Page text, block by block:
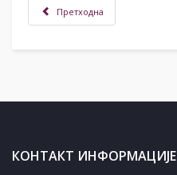
Претходна
КОНТАКТ ИНФОРМАЦИЈЕ